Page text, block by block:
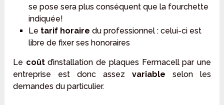
se pose sera plus conséquent que la fourchette
indiquée!
Le tarif horaire du professionnel : celui-ci est
libre de fixer ses honoraires
Le coûtd’installation de plaques Fermacell par une
entreprise est donc assez variable selon les
demandes du particulier.